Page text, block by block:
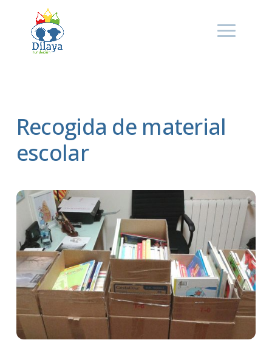
Recogida de material
escolar